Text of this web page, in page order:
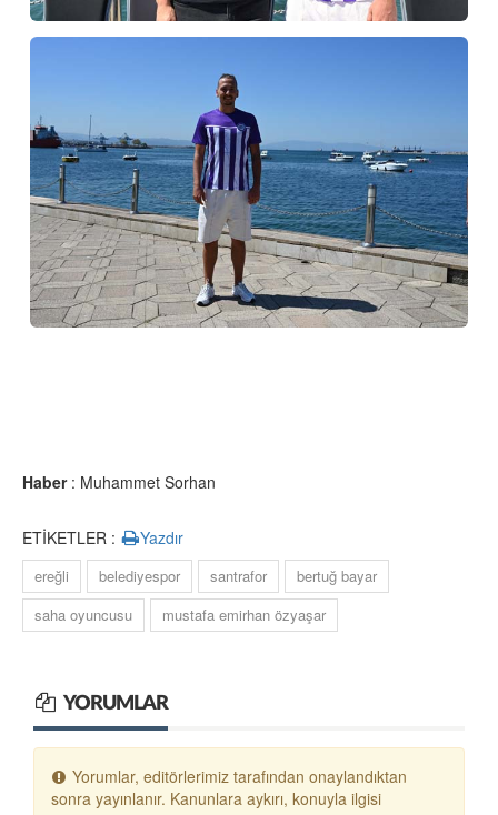
Haber: Muhammet Sorhan
ETİKETLER : Yazdır
ereğli belediyespor santrafor
bertuğ bayar
saha oyuncusu
mustafa emirhan özyaşar
YORUMLAR
Yorumlar, editörlerimiz tarafından onaylandıktan
sonra yayınlanır. Kanunlara aykırı, konuyla ilgisi